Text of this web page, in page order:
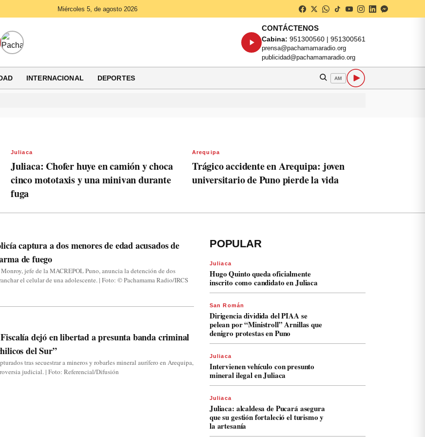
Miércoles 5, de agosto 2026
CONTÁCTENOS
Cabina: 951300560 | 951300561
prensa@pachamamaradio.org
publicidad@pachamamaradio.org
INTERNACIONAL DEPORTES AM
Juliaca
Juliaca: Chofer huye en camión y choca
cinco mototaxis y una minivan durante
fuga
Arequipa
Trágico accidente en Arequipa: joven
universitario de Puno pierde la vida
captura a dos menores de edad acusados de
de fuego
jefe de la MACREPOL Puno, anuncia la detención de dos
el celular de una adolescente. | Foto: © Pachamama Radio/IRCS
dejó en libertad a presunta banda criminal
del Sur”
tras secuestrar a mineros y robarles mineral aurífero en Arequipa,
judicial. | Foto: Referencial/Difusión
POPULAR
Juliaca
Hugo Quinto queda oficialmente
inscrito como candidato en Juliaca
San Román
Dirigencia dividida del PIAA se
pelean por “Ministroll” Arnillas que
denigro protestas en Puno
Juliaca
Intervienen vehículo con presunto
mineral ilegal en Juliaca
Juliaca
Juliaca: alcaldesa de Pucará asegura
que su gestión fortaleció el turismo y
la artesanía